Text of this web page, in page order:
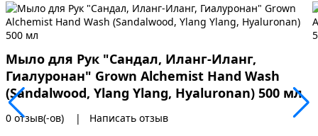
Мыло для Рук "Сандал, Иланг-Иланг,
Гиалуронан" Grown Alchemist Hand Wash
(Sandalwood, Ylang Ylang, Hyaluronan) 500 мл
0 отзыв(-ов) | Написать отзыв